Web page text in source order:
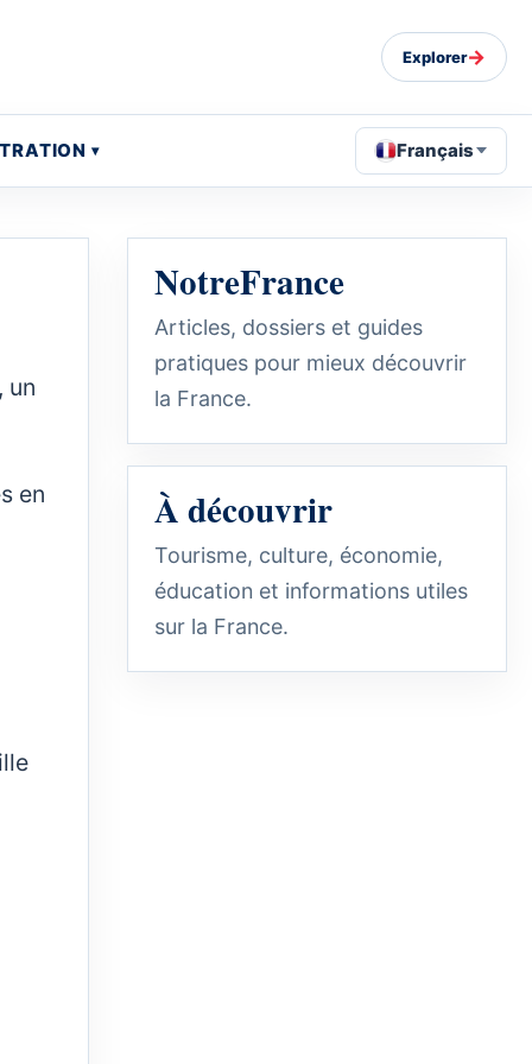
Explorer→
Français
un
en
NotreFrance
Articles, dossiers et guides
pratiques pour mieux découvrir
la France.
À découvrir
Tourisme, culture, économie,
éducation et informations utiles
sur la France.